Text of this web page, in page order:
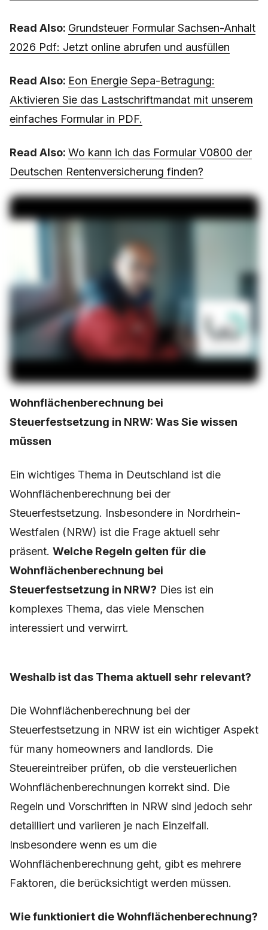
Read Also: Grundsteuer Formular Sachsen-Anhalt
2026 Pdf: Jetzt online abrufen und ausfüllen
Read Also: Eon Energie Sepa-Betragung:
Aktivieren Sie das Lastschriftmandat mit unserem
einfaches Formular in PDF.
Read Also: Wo kann ich das Formular V0800 der
Deutschen Rentenversicherung finden?
Wohnflächenberechnung bei
Steuerfestsetzung in NRW: Was Sie wissen
müssen
Ein wichtiges Thema in Deutschland ist die
Wohnflächenberechnung bei der
Steuerfestsetzung. Insbesondere in Nordrhein-
Westfalen (NRW) ist die Frage aktuell sehr
präsent. Welche Regeln gelten für die
Wohnflächenberechnung bei
Steuerfestsetzung in NRW? Dies ist ein
komplexes Thema, das viele Menschen
interessiert und verwirrt.
Weshalb ist das Thema aktuell sehr relevant?
Die Wohnflächenberechnung bei der
Steuerfestsetzung in NRW ist ein wichtiger Aspekt
für many homeowners and landlords. Die
Steuereintreiber prüfen, ob die versteuerlichen
Wohnflächenberechnungen korrekt sind. Die
Regeln und Vorschriften in NRW sind jedoch sehr
detailliert und variieren je nach Einzelfall.
Insbesondere wenn es um die
Wohnflächenberechnung geht, gibt es mehrere
Faktoren, die berücksichtigt werden müssen.
Wie funktioniert die Wohnflächenberechnung?